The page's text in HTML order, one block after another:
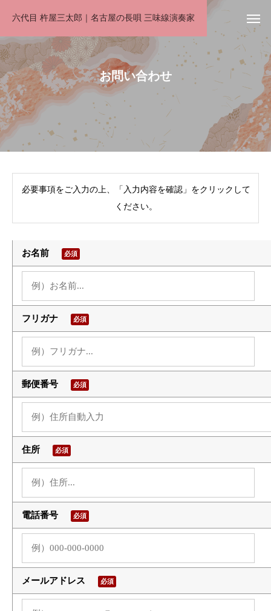
六代目 杵屋三太郎｜名古屋の長唄 三味線演奏家
お問い合わせ
必要事項をご入力の上、「入力内容を確認」をクリックして
ください。
お名前 必須
フリガナ 必須
郵便番号 必須
住所 必須
電話番号 必須
メールアドレス 必須